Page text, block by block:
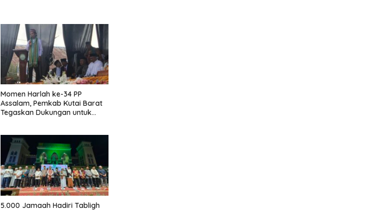
Momen Harlah ke-34 PP
Assalam, Pemkab Kutai Barat
Tegaskan Dukungan untuk
5.000 Jamaah Hadiri Tabligh